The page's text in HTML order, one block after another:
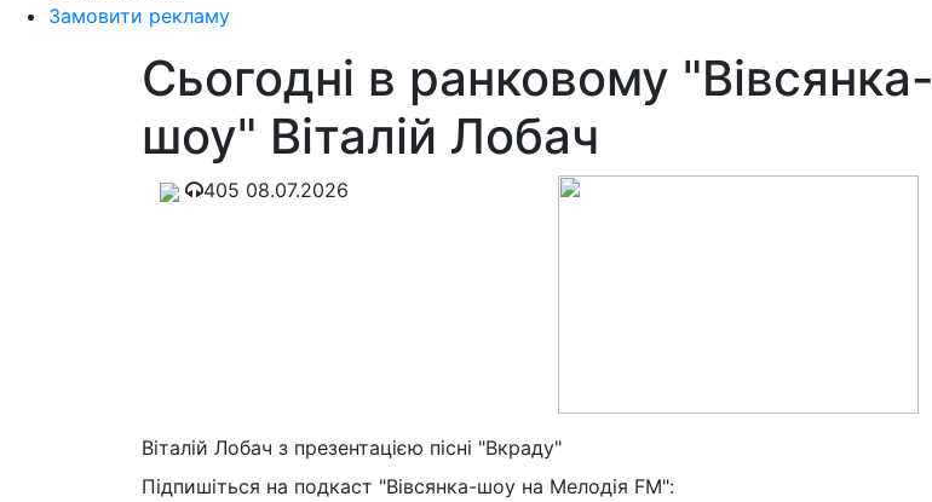
Замовити рекламу
Сьогодні в ранковому "Вівсянка-
шоу" Віталій Лобач
405 08.07.2026
Віталій Лобач з презентацією пісні "Вкраду"
Підпишіться на подкаст "Вівсянка-шоу на Мелодія FM":